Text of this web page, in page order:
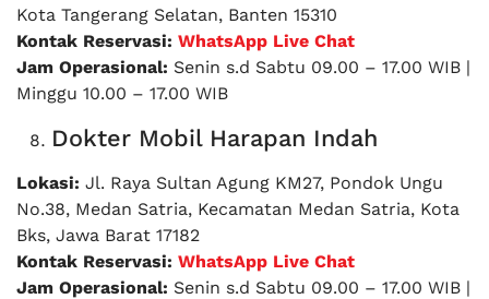
Kota Tangerang Selatan, Banten 15310
Kontak Reservasi: WhatsApp Live Chat
Jam Operasional: Senin s.d Sabtu 09.00 – 17.00 WIB |
Minggu 10.00 – 17.00 WIB
Dokter Mobil Harapan Indah
Lokasi: Jl. Raya Sultan Agung KM27, Pondok Ungu
No.38, Medan Satria, Kecamatan Medan Satria, Kota
Bks, Jawa Barat 17182
Kontak Reservasi: WhatsApp Live Chat
Jam Operasional: Senin s.d Sabtu 09.00 – 17.00 WIB |